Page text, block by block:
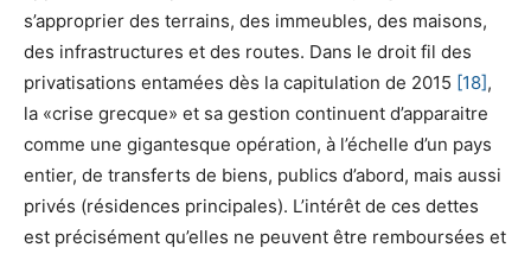
s’approprier des terrains, des immeubles, des maisons,
des infrastructures et des routes. Dans le droit fil des
privatisations entamées dès la capitulation de 2015 [18],
la «crise grecque» et sa gestion continuent d’apparaitre
comme une gigantesque opération, à l’échelle d’un pays
entier, de transferts de biens, publics d’abord, mais aussi
privés (résidences principales). L’intérêt de ces dettes
est précisément qu’elles ne peuvent être remboursées et